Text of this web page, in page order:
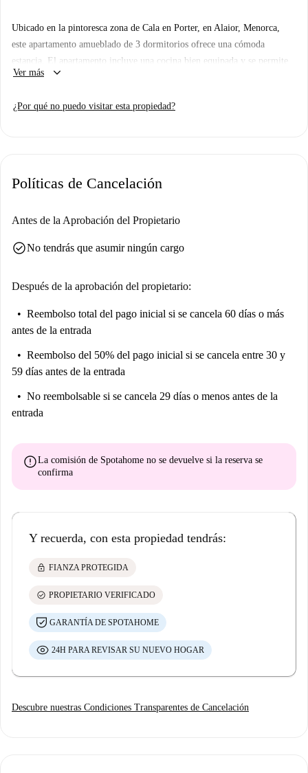
Ubicado en la pintoresca zona de Cala en Porter, en Alaior, Menorca,
este apartamento amueblado de 3 dormitorios ofrece una cómoda
estancia. El apartamento incluye una cocina bien equipada y se permite
fumar en la propiedad. Dispone de wifi para su comodidad y no se
apartamento en cuestión, todos los propietarios de Spotahome se someten
como el Ristorante La Salamandra, la Brasserie & Bar Dos Pablos, Casa
Tienda del Pueblo, también están a poca distancia. Además, la zona
en Porter. Esta localidad combina el acceso a servicios con una ubicación
Ver más keyboard_arrow_down
¿Por qué no puedo visitar esta propiedad?
Políticas de Cancelación
Antes de la Aprobación del Propietario
check_circleNo tendrás que asumir ningún cargo
Después de la aprobación del propietario:
Reembolso total del pago inicial si se cancela 60 días o más
antes de la entrada
Reembolso del 50% del pago inicial si se cancela entre 30 y
59 días antes de la entrada
No reembolsable si se cancela 29 días o menos antes de la
entrada
errorLa comisión de Spotahome no se devuelve si la reserva se
confirma
Y recuerda, con esta propiedad tendrás:
lock FIANZA PROTEGIDA
check_circle PROPIETARIO VERIFICADO
GARANTÍA DE SPOTAHOME
24H PARA REVISAR SU NUEVO HOGAR
Descubre nuestras Condiciones Transparentes de Cancelación